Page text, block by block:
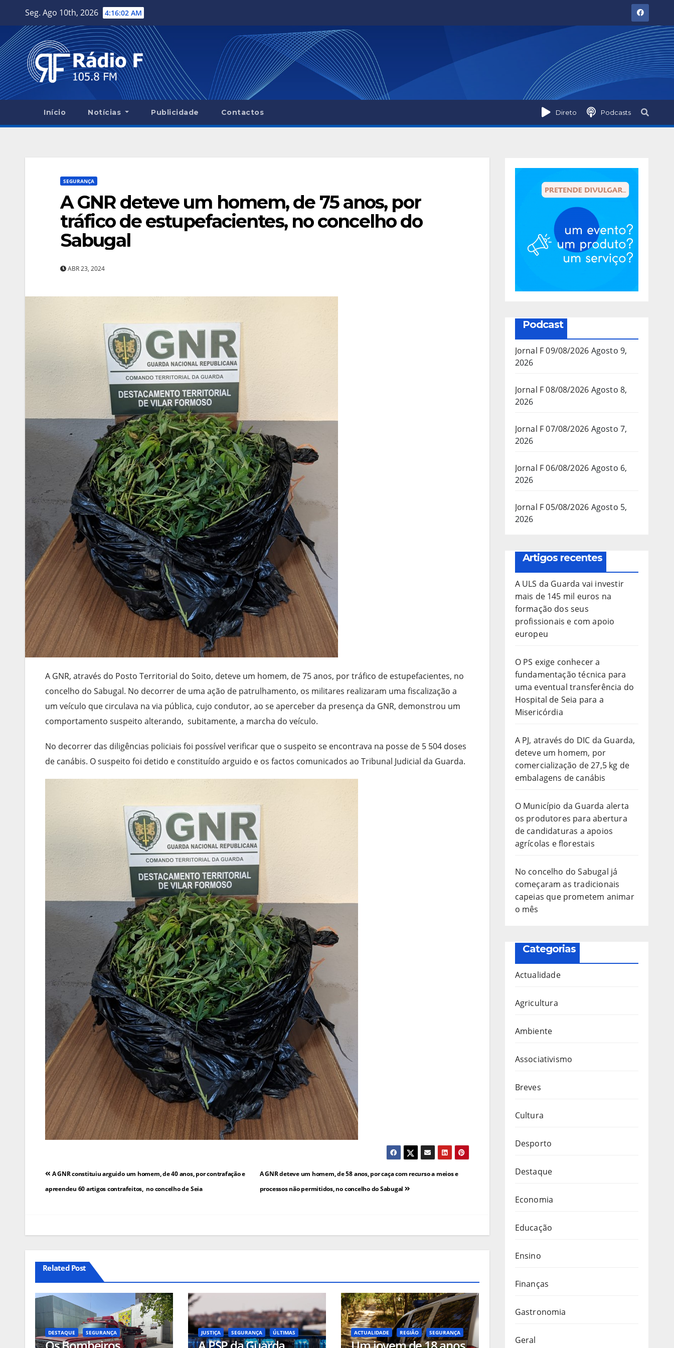
content
Seg. Ago 10th, 2026 4:16:03 AM
Direto Podcasts
Início Notícias Publicidade Contactos
SEGURANÇA
A GNR deteve um homem, de 75 anos, por
tráfico de estupefacientes, no concelho do
Sabugal
ABR 23, 2024
A GNR, através do Posto Territorial do Soito, deteve um homem, de 75 anos, por tráfico de estupefacientes, no
concelho do Sabugal. No decorrer de uma ação de patrulhamento, os militares realizaram uma fiscalização a
um veículo que circulava na via pública, cujo condutor, ao se aperceber da presença da GNR, demonstrou um
comportamento suspeito alterando, subitamente, a marcha do veículo.
No decorrer das diligências policiais foi possível verificar que o suspeito se encontrava na posse de 5 504 doses
de canábis. O suspeito foi detido e constituído arguido e os factos comunicados ao Tribunal Judicial da Guarda.
Navegação
de
A GNR deteve um homem, de 58 anos, por caça com recurso a meios e
processos não permitidos, no concelho do Sabugal
A GNR constituiu arguido um homem, de 40 anos, por contrafação e
apreendeu 60 artigos contrafeitos, no concelho de Seia
Related Post
DESTAQUE SEGURANÇA JUSTIÇA SEGURANÇA ÚLTIMAS ACTUALIDADE REGIÃO SEGURANÇA
Podcast
Jornal F 09/08/2026 Agosto 9,
2026
Jornal F 08/08/2026 Agosto 8,
2026
Jornal F 07/08/2026 Agosto 7,
2026
Jornal F 06/08/2026 Agosto 6,
2026
Jornal F 05/08/2026 Agosto 5,
2026
Artigos recentes
A ULS da Guarda vai investir
mais de 145 mil euros na
formação dos seus
profissionais e com apoio
europeu
O PS exige conhecer a
fundamentação técnica para
uma eventual transferência do
Hospital de Seia para a
Misericórdia
A PJ, através do DIC da Guarda,
deteve um homem, por
comercialização de 27,5 kg de
embalagens de canábis
O Município da Guarda alerta
os produtores para abertura
de candidaturas a apoios
agrícolas e florestais
No concelho do Sabugal já
começaram as tradicionais
capeias que prometem animar
o mês
Categorias
Actualidade
Agricultura
Ambiente
Associativismo
Breves
Cultura
Desporto
Destaque
Economia
Educação
Ensino
Finanças
Gastronomia
Geral